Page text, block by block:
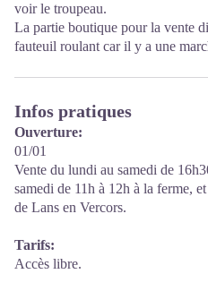
voir le troupeau.
La partie boutique pour la vente
fauteuil roulant car il y a une
Infos pratiques
Ouverture:
01/01
Vente du lundi au samedi de
samedi de 11h à 12h à la ferme,
de Lans en Vercors.
Tarifs:
Accès libre.